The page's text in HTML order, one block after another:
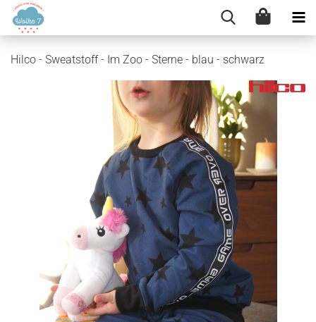
Hilco - Sweatstoff - Im Zoo - Sterne - blau - schwarz